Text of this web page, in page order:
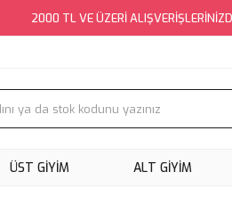
2000 TL VE ÜZERİ
ÜST GİYİM ALT GİYİM